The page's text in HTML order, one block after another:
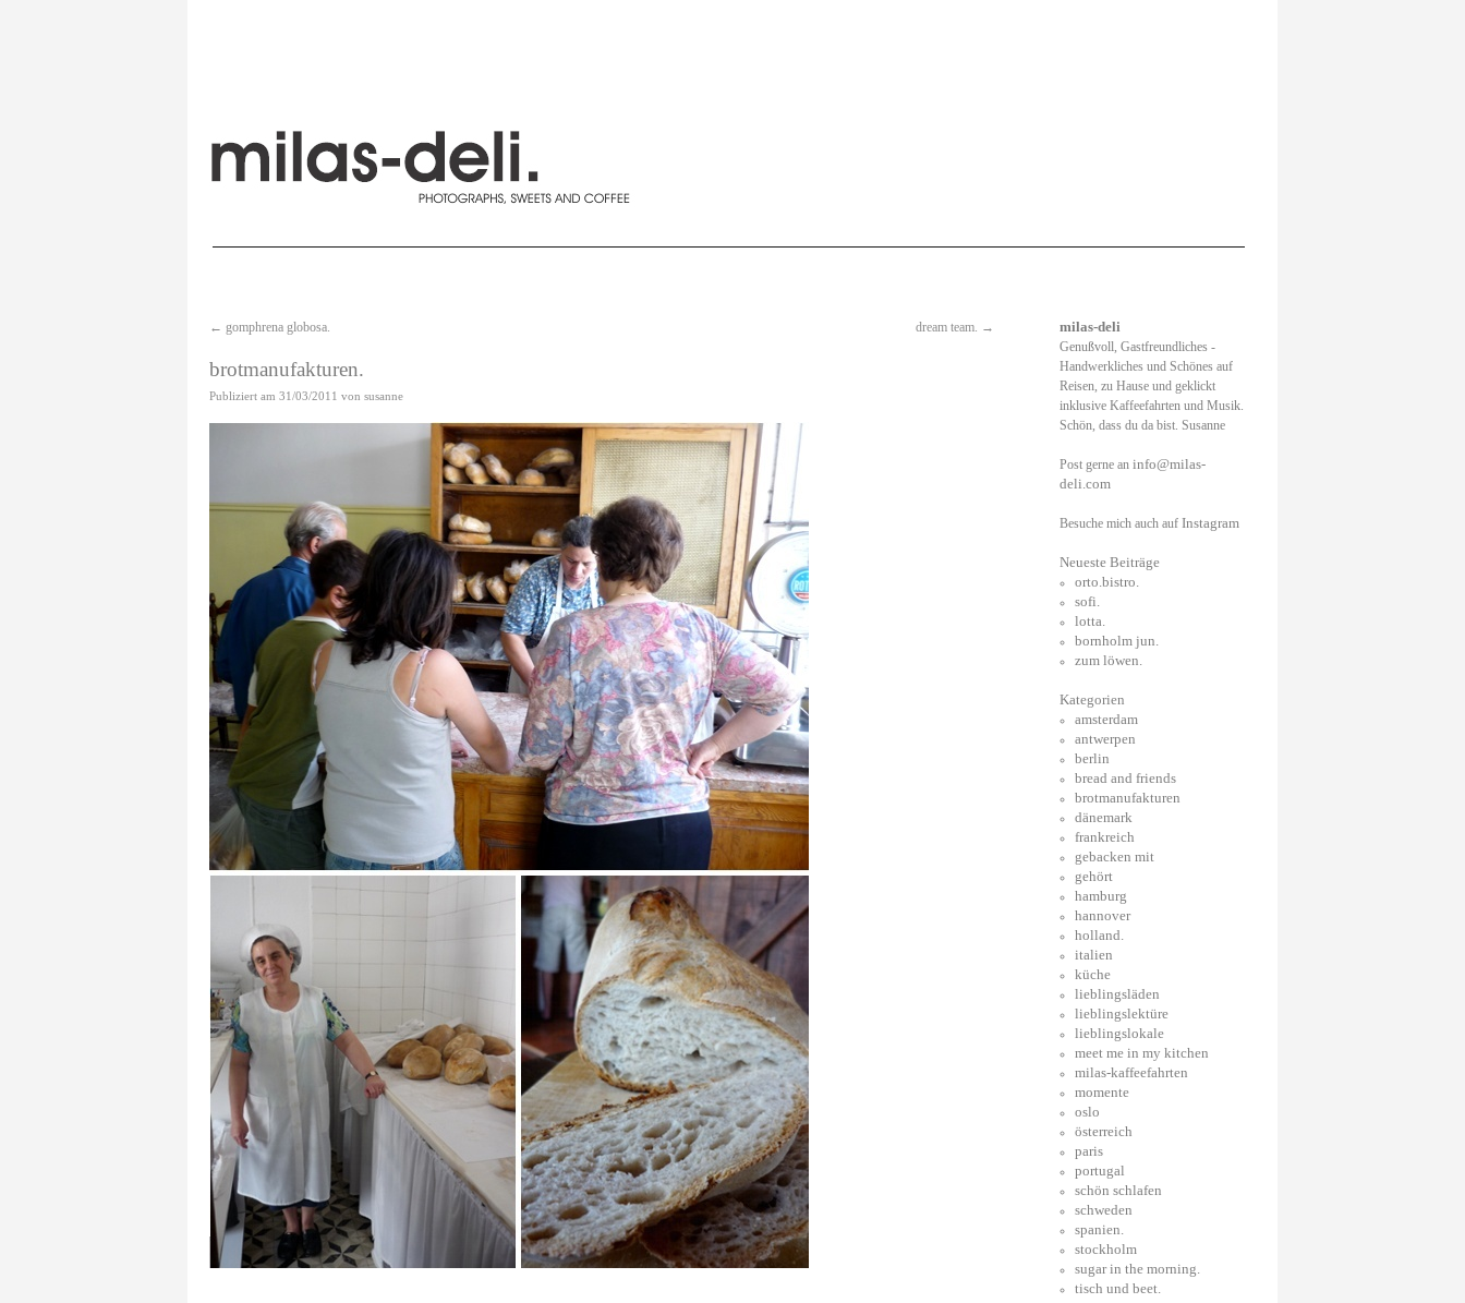
← gomphrena globosa. dream team. →
brotmanufakturen.
Publiziert am 31/03/2011 von susanne
milas-deli
Genußvoll, Gastfreundliches -
Handwerkliches und Schönes auf
Reisen, zu Hause und geklickt
inklusive Kaffeefahrten und Musik.
Schön, dass du da bist. Susanne
Post gerne an info@milas-
deli.com
Besuche mich auch auf Instagram
Neueste Beiträge
orto.bistro.
sofi.
lotta.
bornholm jun.
zum löwen.
Kategorien
amsterdam
antwerpen
berlin
bread and friends
brotmanufakturen
dänemark
frankreich
gebacken mit
gehört
hamburg
hannover
holland.
italien
küche
lieblingsläden
lieblingslektüre
lieblingslokale
meet me in my kitchen
milas-kaffeefahrten
momente
oslo
österreich
paris
portugal
schön schlafen
schweden
spanien.
stockholm
sugar in the morning.
tisch und beet.